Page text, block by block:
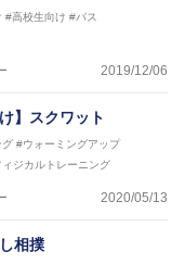
#高校生向け #パス
2019/12/06
】スクワット
グ #ウォーミングアップ
ィジカルトレーニング
2020/05/13
相撲